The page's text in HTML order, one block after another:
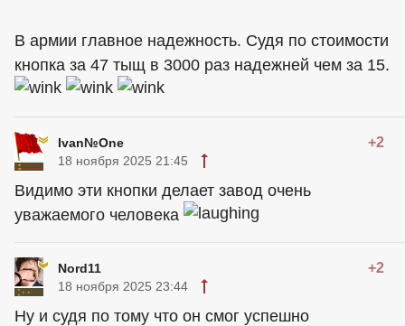
В армии главное надежность. Судя по стоимости
кнопка за 47 тыщ в 3000 раз надежней чем за 15.
Ivan№One +2
18 ноября 2025 21:45
Видимо эти кнопки делает завод очень
уважаемого человека
Nord11 +2
18 ноября 2025 23:44
Ну и судя по тому что он смог успешно